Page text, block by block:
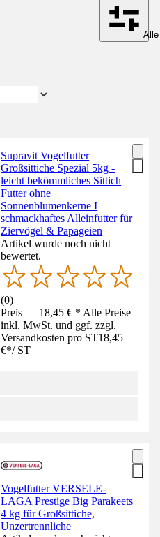
Supravit Vogelfutter
Großsittiche Spezial 5kg -
leicht bekömmliches Sittich
Futter ohne
Sonnenblumenkerne I
schmackhaftes Alleinfutter für
Ziervögel & Papageien
Artikel wurde noch nicht
bewertet.
(0)
Preis — 18,45 € * Alle Preise
inkl. MwSt. und ggf. zzgl.
Versandkosten pro ST18,45
€*/ ST
Vogelfutter VERSELE-
LAGA Prestige Big Parakeets
4 kg für Großsittiche,
Unzertrennliche